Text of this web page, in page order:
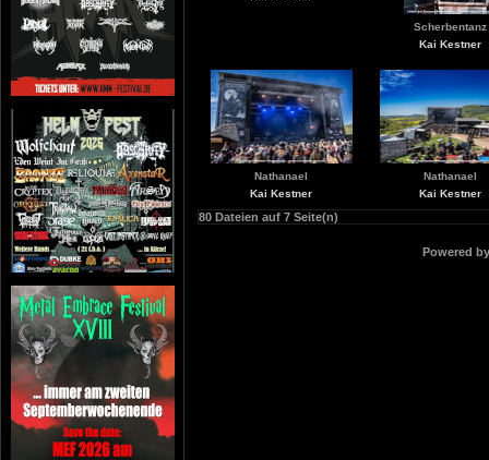
Scherbentanz
Kai Kestner
Nathanael
Kai Kestner
Nathanael
Kai Kestner
80 Dateien auf 7 Seite(n)
Powered